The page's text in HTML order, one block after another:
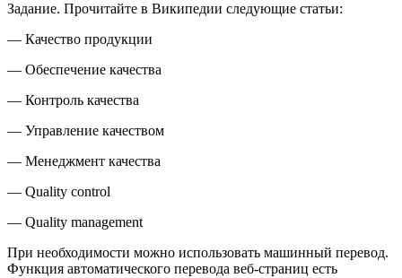
Задание. Прочитайте в Википедии следующие статьи:
— Качество продукции
— Обеспечение качества
— Контроль качества
— Управление качеством
— Менеджмент качества
— Quality control
— Quality management
При необходимости можно использовать машинный перевод.
Функция автоматического перевода веб-страниц есть